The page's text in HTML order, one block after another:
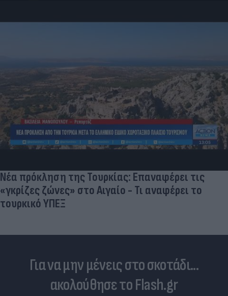
Νέα πρόκληση της Τουρκίας: Επαναφέρει τις
«γκρίζες ζώνες» στο Αιγαίο - Τι αναφέρει το
τουρκικό ΥΠΕΞ
Για να μην μένεις στο σκοτάδι...
ακολούθησε το Flash.gr